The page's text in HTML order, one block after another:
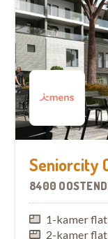
Seniorcity
8400
1-kamer
2-kamer